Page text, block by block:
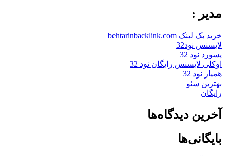
مدیر :
خرید بک لینک behtarinbacklink.com
لایسنس نود32
پسورد نود 32
اوکلی لایسنس رایگان نود 32
همیار نود 32
بهترین سئو
رایگان
آخرین دیدگاه‌ها
بایگانی‌ها